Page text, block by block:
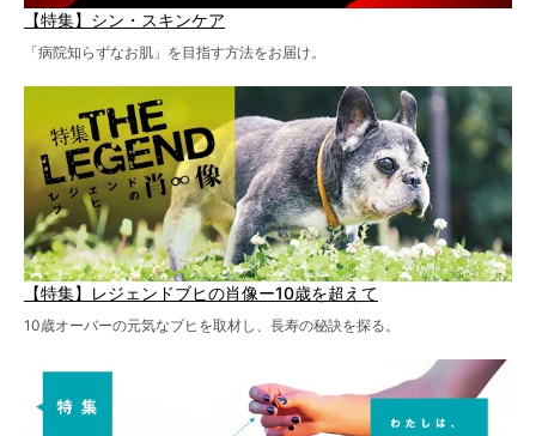
【特集】シン・スキンケア
「病院知らずなお肌」を目指す方法をお届け。
【特集】レジェンドブヒの肖像ー10歳を超えて
10歳オーバーの元気なブヒを取材し、長寿の秘訣を探る。